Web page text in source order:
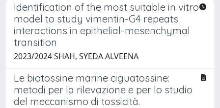
Identification of the most suitable in vitro
model to study vimentin-G4 repeats
interactions in epithelial-mesenchymal
transition
2023/2024 SHAH, SYEDA ALVEENA
Le biotossine marine ciguatossine:
metodi per la rilevazione e per lo studio
del meccanismo di tossicità.